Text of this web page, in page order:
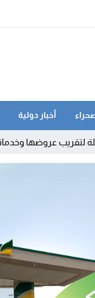
أخبار دولية
وخدماتها من الزبناء